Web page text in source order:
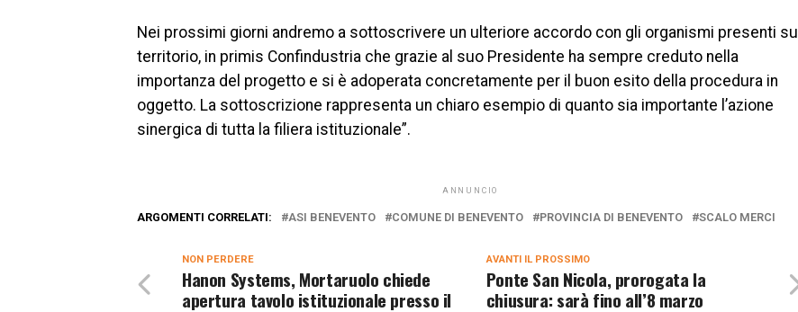
Nei prossimi giorni andremo a sottoscrivere un ulteriore accordo con gli organismi presenti sul
territorio, in primis Confindustria che grazie al suo Presidente ha sempre creduto nella
importanza del progetto e si è adoperata concretamente per il buon esito della procedura in
oggetto. La sottoscrizione rappresenta un chiaro esempio di quanto sia importante l’azione
sinergica di tutta la filiera istituzionale”.
ANNUNCIO
ARGOMENTI CORRELATI: ASI BENEVENTO COMUNE DI BENEVENTO PROVINCIA DI BENEVENTO SCALO MERCI
AVANTI IL ​​PROSSIMO
Ponte San Nicola, prorogata la
chiusura: sarà fino all’8 marzo
NON PERDERE
Hanon Systems, Mortaruolo chiede
apertura tavolo istituzionale presso il